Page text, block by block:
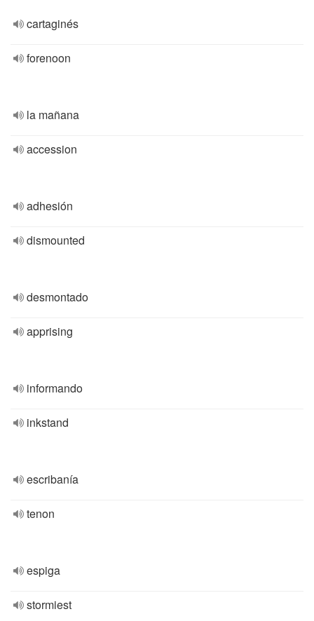
cartaginés
forenoon
la mañana
accession
adhesión
dismounted
desmontado
apprising
informando
inkstand
escribanía
tenon
espiga
stormiest